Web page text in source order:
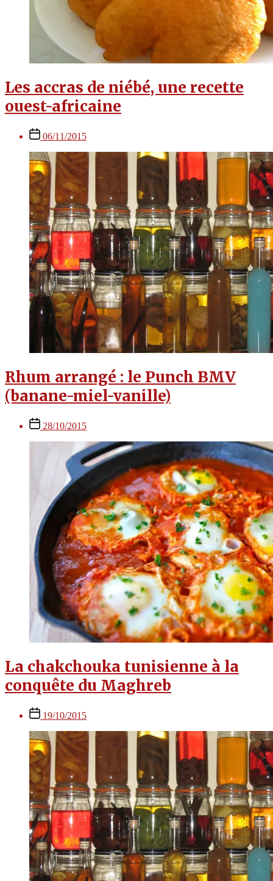
Les accras de niébé, une recette
ouest-africaine
Post
date
06/11/2015
Rhum arrangé : le Punch BMV
(banane-miel-vanille)
Post
date
28/10/2015
La chakchouka tunisienne à la
conquête du Maghreb
Post
date
19/10/2015